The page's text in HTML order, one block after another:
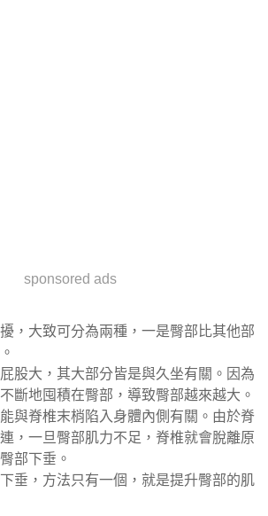
sponsored ads
，大致可分為兩種，一是臀部比其他部
股大，其大部分皆是與久坐有關。因為
斷地囤積在臀部，導致臀部越來越大。
與脊椎末梢陷入身體內側有關。由於脊
，一旦臀部肌力不足，脊椎就會脫離原
部下垂。
垂，方法只有一個，就是提升臀部的肌